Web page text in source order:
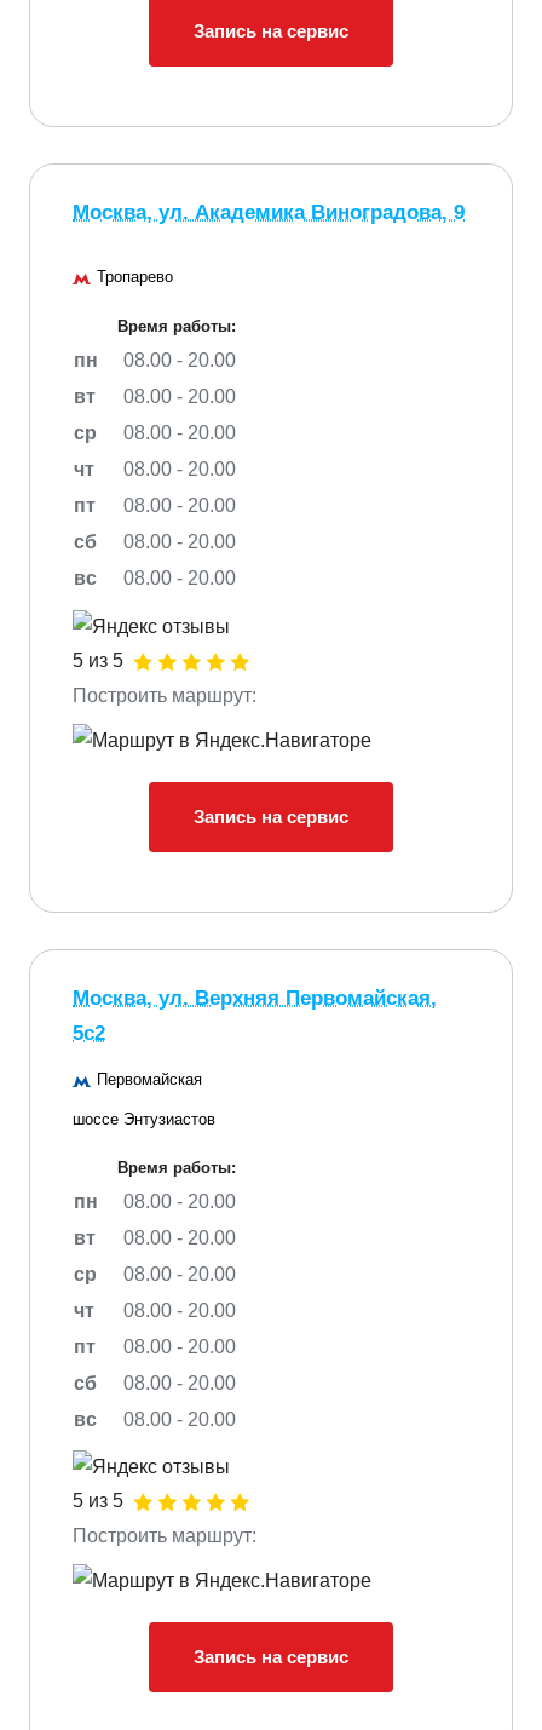
Запись на сервис
Москва, ул. Академика Виноградова, 9
Тропарево
Время работы:
пн
08.00 - 20.00
вт
08.00 - 20.00
ср
08.00 - 20.00
чт
08.00 - 20.00
пт
08.00 - 20.00
сб
08.00 - 20.00
вс
08.00 - 20.00
5 из 5
Построить маршрут:
Запись на сервис
Москва, ул. Верхняя Первомайская,
5с2
Первомайская
шоссе Энтузиастов
Время работы:
пн
08.00 - 20.00
вт
08.00 - 20.00
ср
08.00 - 20.00
чт
08.00 - 20.00
пт
08.00 - 20.00
сб
08.00 - 20.00
вс
08.00 - 20.00
5 из 5
Построить маршрут:
Запись на сервис